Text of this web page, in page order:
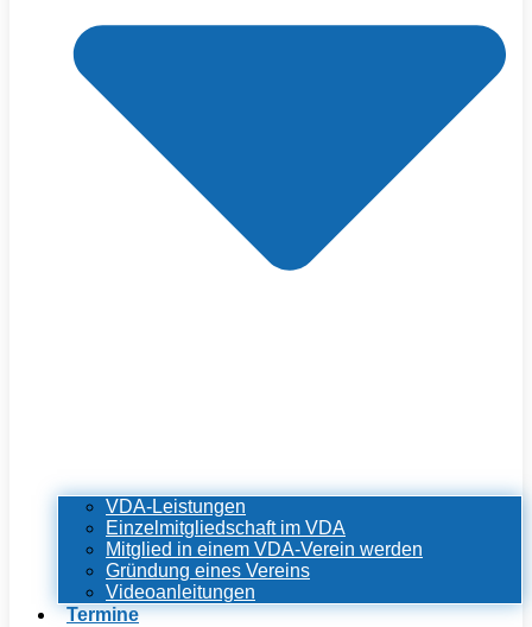
VDA-Leistungen
Einzelmitgliedschaft im VDA
Mitglied in einem VDA-Verein werden
Gründung eines Vereins
Videoanleitungen
Termine